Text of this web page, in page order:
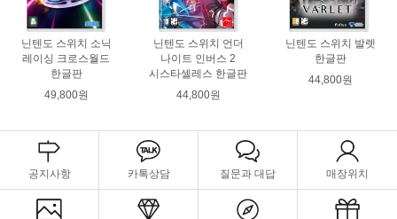
닌텐도 스위치 소닉
레이싱 크로스월드
한글판
49,800원
닌텐도 스위치 언더
나이트 인버스 2
시스타셀레스 한글판
44,800원
닌텐도 스위치 발렛
한글판
44,800원
공지사항 카톡상담 질문과 대답 매장위치